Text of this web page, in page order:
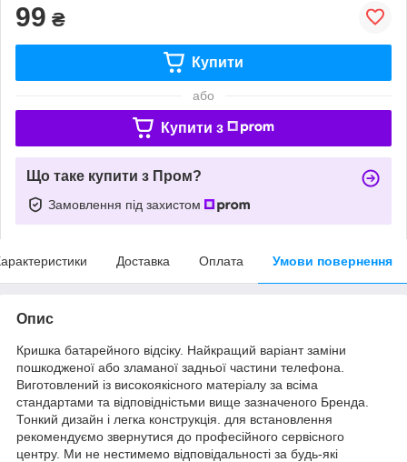
99 ₴
Купити
або
Купити з
Що таке купити з Пром?
Замовлення під захистом
Доставка Оплата Умови повернення
Опис
Кришка батарейного відсіку. Найкращий варіант заміни
пошкодженої або зламаної задньої частини телефона.
Виготовлений із високоякісного матеріалу за всіма
стандартами та відповідністьми вище зазначеного Бренда.
Тонкий дизайн і легка конструкція. для встановлення
рекомендуємо звернутися до професійного сервісного
центру. Ми не нестимемо відповідальності за будь-які